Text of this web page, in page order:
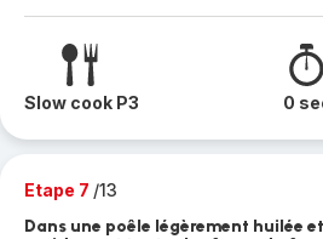
Slow cook P3 0
Etape 7 /13
Dans une poêle légèrement huilée